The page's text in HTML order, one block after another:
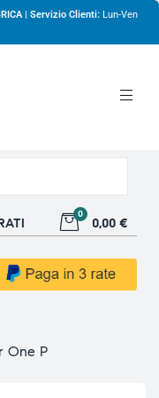
| Servizio Clienti: Lun-Ven
0
0,00 €
One P